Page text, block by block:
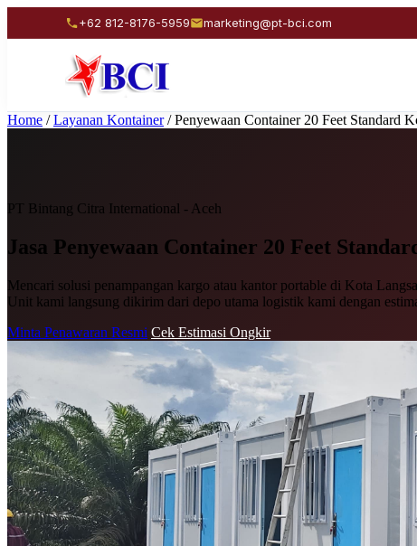
+62 812-8176-5959 marketing@pt-bci.com
Home / Layanan Kontainer / Penyewaan Container 20 Feet Standard
PT Bintang Citra International - Aceh
Jasa Penyewaan Container 20 Feet
Mencari solusi penampangan kargo atau kantor portable di Kota
Unit kami langsung dikirim dari depo utama logistik kami dengan
Minta Penawaran Resmi Cek Estimasi Ongkir